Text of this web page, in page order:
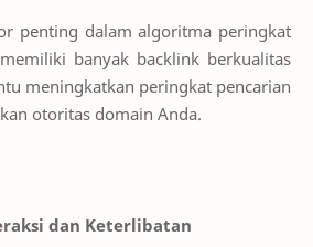
penting dalam algoritma peringkat
banyak backlink berkualitas
meningkatkan peringkat pencarian
otoritas domain Anda.
dan Keterlibatan